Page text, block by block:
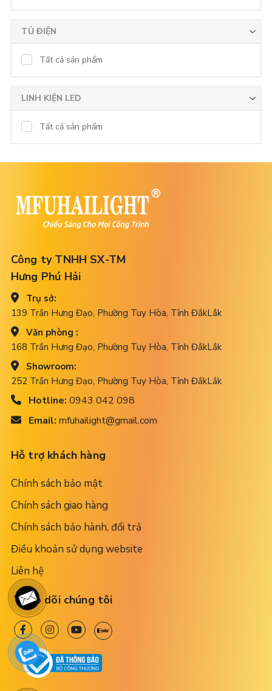
TỦ ĐIỆN
Tất cả sản phẩm
LINH KIỆN LED
Tất cả sản phẩm
Công ty TNHH SX-TM
Hưng Phú Hải
Trụ sở:
139 Trần Hưng Đạo, Phường Tuy Hòa, Tỉnh ĐắkLắk
Văn phòng :
168 Trần Hưng Đạo, Phường Tuy Hòa, Tỉnh ĐắkLắk
Showroom:
252 Trần Hưng Đạo, Phường Tuy Hòa, Tỉnh ĐắkLắk
Hotline: 0943 042 098
Email: mfuhailight@gmail.com
Hỗ trợ khách hàng
Chính sách bảo mật
Chính sách giao hàng
Chính sách bảo hành, đổi trả
Điều khoản sử dụng website
Liên hệ
Theo dõi chúng tôi